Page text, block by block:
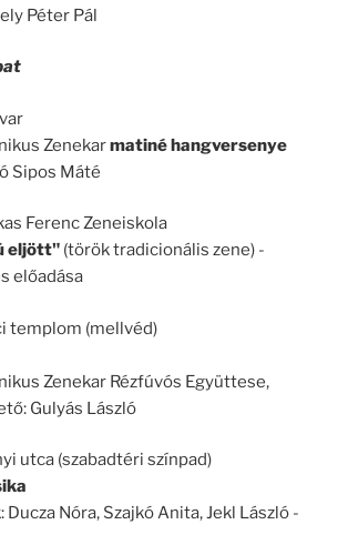
Péter Pál
Zenekarmatiné hangversenye
Sipos Máté
Ferenc Zeneiskola
eljött" (török tradicionális zene) -
előadása
templom (mellvéd)
Zenekar Rézfúvós Együttese,
Gulyás László
utca (szabadtéri színpad)
Nóra, Szajkó Anita, Jekl László -